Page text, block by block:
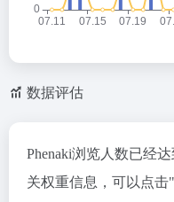
数据评估
Phenaki浏览人数已经
关权重信息，可以点击"